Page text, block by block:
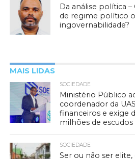
Da análise política
de regime político
ingovernabilidade?
MAIS LIDAS
SOCIEDADE
Ministério Público
coordenador da
financeiros e exige
milhões de escudos
SOCIEDADE
Ser ou não ser